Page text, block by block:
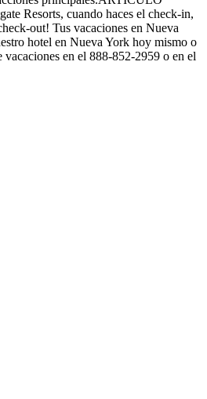
Resorts, cuando haces el check-in,
out! Tus vacaciones en Nueva
hotel en Nueva York hoy mismo o
en el 888-852-2959 o en el